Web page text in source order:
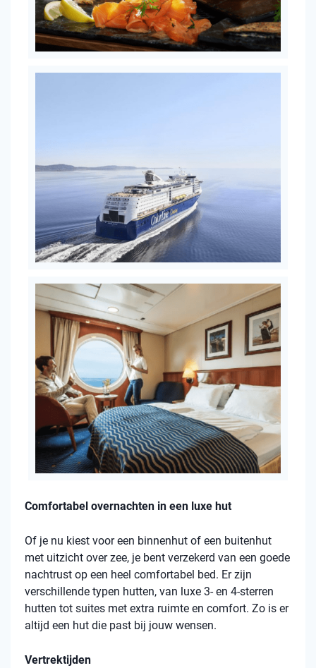
Comfortabel overnachten in een luxe hut
Of je nu kiest voor een binnenhut of een buitenhut
met uitzicht over zee, je bent verzekerd van een goede
nachtrust op een heel comfortabel bed. Er zijn
verschillende typen hutten, van luxe 3- en 4-sterren
hutten tot suites met extra ruimte en comfort. Zo is er
altijd een hut die past bij jouw wensen.
Vertrektijden